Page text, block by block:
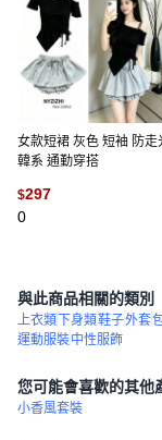
女款短裙 灰色 短袖 防走
韓系 通勤穿搭
$297
0
與此商品相關的類別
上衣類下身類鞋子外套
運動服裝中性服飾
您可能會喜歡的其他
小香風套裝